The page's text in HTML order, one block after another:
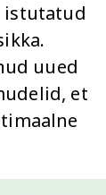
istutatud
uued
et